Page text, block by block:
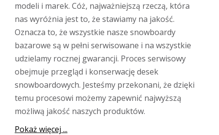
modeli i marek. Cóż, najważniejszą rzeczą, która
nas wyróżnia jest to, że stawiamy na jakość.
Oznacza to, że wszystkie nasze snowboardy
bazarowe są w pełni serwisowane i na wszystkie
udzielamy rocznej gwarancji. Proces serwisowy
obejmuje przegląd i konserwację desek
snowboardowych. Jesteśmy przekonani, że dzięki
temu procesowi możemy zapewnić najwyższą
możliwą jakość naszych produktów.
Pokaż więcej ...